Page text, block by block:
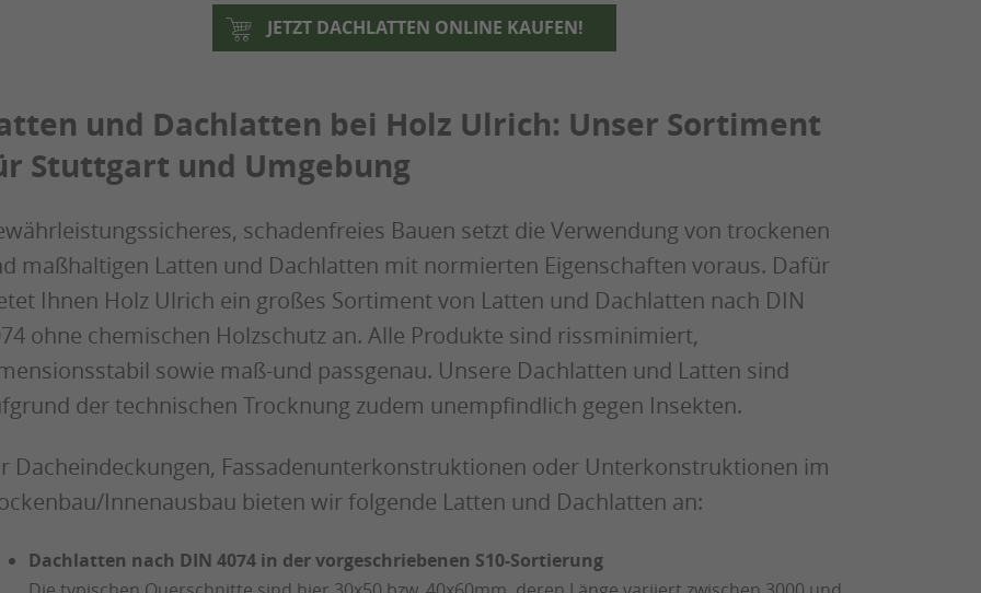
JETZT DACHLATTEN ONLINE KAUFEN!
und Dachlatten bei Holz Ulrich: Unser Sortiment
Stuttgart und Umgebung
schadenfreies Bauen setzt die Verwendung von trockenen
maßhaltigen Latten und Dachlatten mit normierten Eigenschaften voraus. Dafür
Ihnen Holz Ulrich ein großes Sortiment von Latten und Dachlatten nach DIN
ohne chemischen Holzschutz an. Alle Produkte sind rissminimiert,
sowie maß-und passgenau. Unsere Dachlatten und Latten sind
der technischen Trocknung zudem unempfindlich gegen Insekten.
Dacheindeckungen, Fassadenunterkonstruktionen oder Unterkonstruktionen im
Innenausbau bieten wir folgende Latten und Dachlatten an:
Dachlatten nach DIN 4074 in der vorgeschriebenen S10-Sortierung